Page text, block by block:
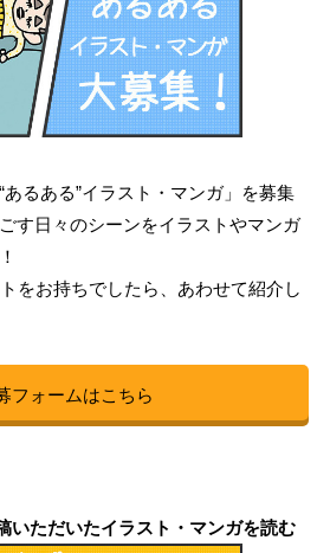
るある”イラスト・マンガ」を募集
す日々のシーンをイラストやマンガ
をお持ちでしたら、あわせて紹介し
フォームはこちら
いただいたイラスト・マンガを読む